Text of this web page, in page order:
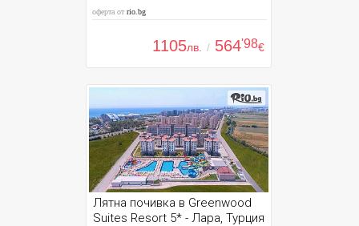
оферта отrio.bg
1105лв. / 564'98€
Лятна почивка в Greenwood
Suites Resort 5* - Лара, Турция